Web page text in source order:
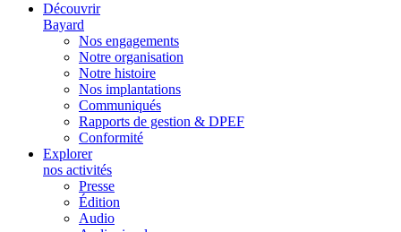
Découvrir
Bayard
Nos engagements
Notre organisation
Notre histoire
Nos implantations
Communiqués
Rapports de gestion & DPEF
Conformité
Explorer
nos activités
Presse
Édition
Audio